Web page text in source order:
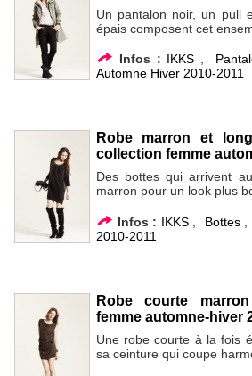
Un pantalon noir, un pull
épais composent cet
Infos : IKKS
Automne Hiver 2010-2011
Robe marron et
collection femme
Des bottes qui arrivent
marron pour un look plus
Infos : IKKS Bottes,
2010-2011
Robe courte
femme automne-hiver
Une robe courte à la fois
sa ceinture qui coupe